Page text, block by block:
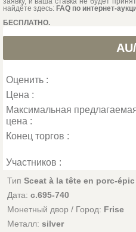
найдёте здесь: FAQ по интернет-
БЕСПЛАТНО.
Оценить :
Цена :
Максимальная
цена :
Конец торгов :
Участников :
Тип Sceat à la tête en porc-épic
Дата: c.695-740
Монетный двор / Город: Frise
Металл: silver